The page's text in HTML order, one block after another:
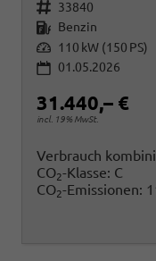
Fahrzeugnr. 33840
Kraftstoff Benzin
Leistung 110 kW (150 PS)
01.05.2026
31.440,– €
incl. 19% MwSt.
Verbrauch
CO2-Klasse: C
CO2-Emissionen: